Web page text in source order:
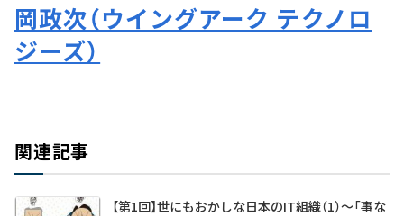
岡政次（ウイングアーク テクノロ
ジーズ）
関連記事
【第1回】世にもおかしな日本のIT組織（1）～「事な